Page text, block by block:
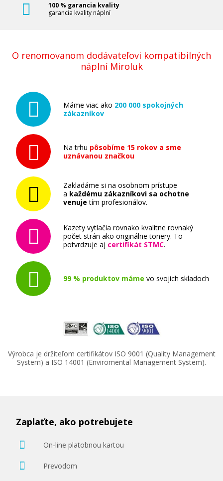
100 % garancia kvality
garancia kvality náplní
O renomovanom dodávateľovi kompatibilných
náplní Miroluk
Máme viac ako 200 000 spokojných
zákazníkov
Na trhu pôsobíme 15 rokov a sme
uznávanou značkou
Zakladáme si na osobnom prístupe
a každému zákazníkovi sa ochotne
venuje tím profesionálov.
Kazety vytlačia rovnako kvalitne rovnaký
počet strán ako originálne tonery. To
potvrdzuje aj certifikát STMC.
99 % produktov máme vo svojich skladoch
Výrobca je držiteľom certifikátov ISO 9001 (Quality Management
System) a ISO 14001 (Enviromental Management System).
Zaplaťte, ako potrebujete
On-line platobnou kartou
Prevodom